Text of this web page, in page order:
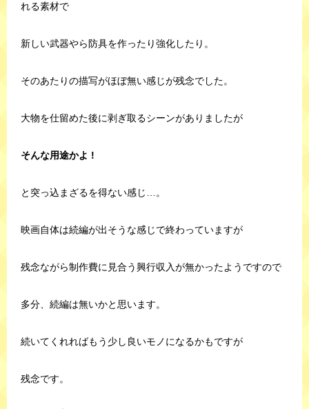
れる素材で
新しい武器やら防具を作ったり強化したり。
そのあたりの描写がほぼ無い感じが残念でした。
大物を仕留めた後に剥ぎ取るシーンがありましたが
そんな用途かよ !
と突っ込まざるを得ない感じ…。
映画自体は続編が出そうな感じで終わっていますが
残念ながら制作費に見合う興行収入が無かったようですので
多分、続編は無いかと思います。
続いてくれればもう少し良いモノになるかもですが
残念です。